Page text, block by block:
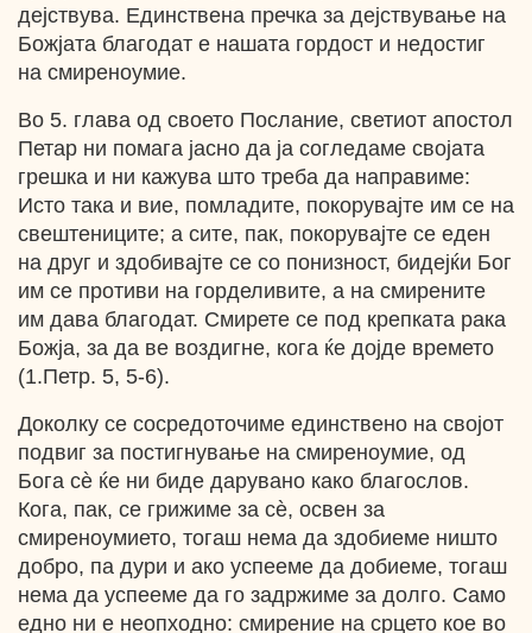
дејствува. Единствена пречка за дејствување на
Божјата благодат е нашата гордост и недостиг
на смиреноумие.
Bo 5. глава од своето Послание, светиот апостол
Петар ни помага јасно да ја согледаме својата
грешка и ни кажува што треба да направиме:
Исто така и вие, помладите, покорувајте им се на
свештениците; а сите, пак, покорувајте се еден
на друг и здобивајте се со понизност, бидејќи Бог
им се противи на горделивите, а на смирените
им дава благодат. Смирете се под крепката рака
Божја, за да ве воздигне, кога ќе дојде времето
(1.Петр. 5, 5-6).
Доколку се сосредоточиме единствено на својот
подвиг за постигнување на смиреноумие, од
Бога сѐ ќе ни биде дарувано како благослов.
Кога, пак, се грижиме за сѐ, освен за
смиреноумието, тогаш нема да здобиеме ништо
добро, па дури и ако успееме да добиеме, тогаш
нема да успееме да го задржиме за долго. Само
едно ни е неопходно: смирение на срцето кое во